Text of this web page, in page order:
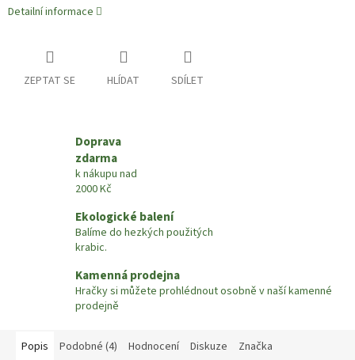
Detailní informace
ZEPTAT SE HLÍDAT SDÍLET
Doprava
zdarma
k nákupu nad
2000 Kč
Ekologické balení
Balíme do hezkých použitých
krabic.
Kamenná prodejna
Hračky si můžete prohlédnout osobně v naší kamenné
prodejně
Popis Podobné (4) Hodnocení Diskuze Značka